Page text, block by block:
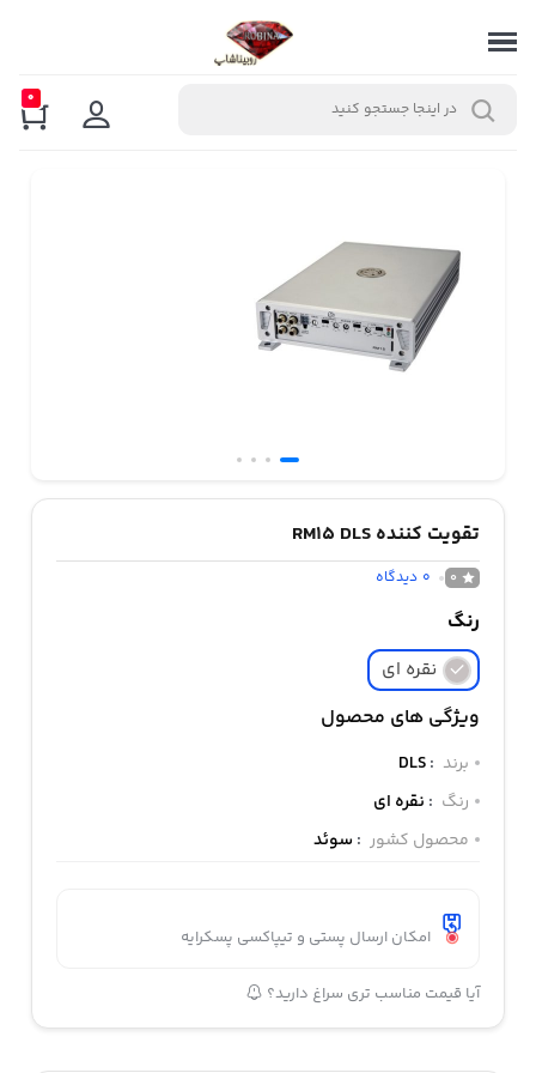
0
تقویت کننده RM15 DLS
0
0 دیدگاه
رنگ
نقره ای
ویژگی های محصول
برند :
DLS
رنگ : نقره ای
محصول کشور : سوئد
امکان ارسال پستی و تیپاکسی پسکرایه
آیا قیمت مناسب تری سراغ دارید؟